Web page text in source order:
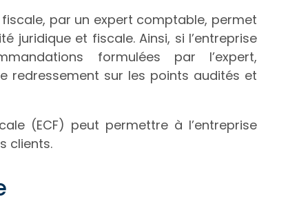
par un expert comptable, permet
juridique et fiscale. Ainsi, si l’entreprise
formulées par l’expert,
redressement sur les points audités et
(ECF) peut permettre à l’entreprise
clients.